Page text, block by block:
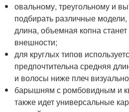
овальному, треугольному и
подбирать различные
длина, объемная копна
внешности;
для круглых типов
предпочтительна средняя
и волосы ниже плеч
барышням с ромбовидным и
также идет универсальные